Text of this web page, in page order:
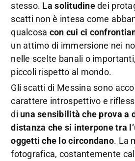
stesso. La solitudinedei
scatti non è intesa come
qualcosa con cui ci
un attimo di immersione nei
nelle scelte banali o
piccoli rispetto al mondo.
Gli scatti di Messina sono
carattere introspettivo e
di una sensibilità che prova a
distanza che si interpone tra
oggetti che lo circondano. La
fotografica, costantemente